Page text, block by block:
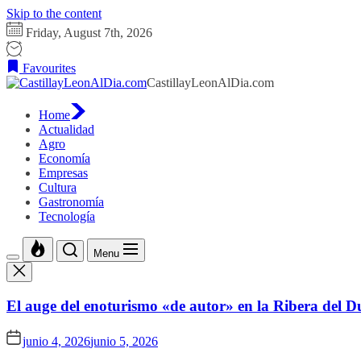
Skip to the content
Friday, August 7th, 2026
Favourites
CastillayLeonAlDia.com
Home
Actualidad
Agro
Economía
Empresas
Cultura
Gastronomía
Tecnología
Menu
El auge del enoturismo «de autor» en la Ribera del
junio 4, 2026junio 5, 2026